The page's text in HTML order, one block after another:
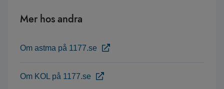
Mer hos andra
Om astma på 1177.se
Om KOL på 1177.se